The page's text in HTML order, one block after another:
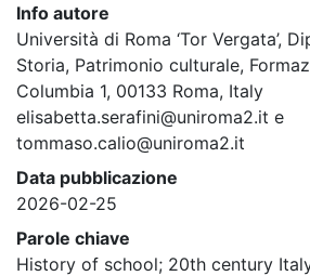
Info autore
Università di Roma ‘Tor Vergata’,
Storia, Patrimonio culturale,
Columbia 1, 00133 Roma, Italy
elisabetta.serafini@uniroma2.it e
tommaso.calio@uniroma2.it
Data pubblicazione
2026-02-25
Parole chiave
History of school; 20th century